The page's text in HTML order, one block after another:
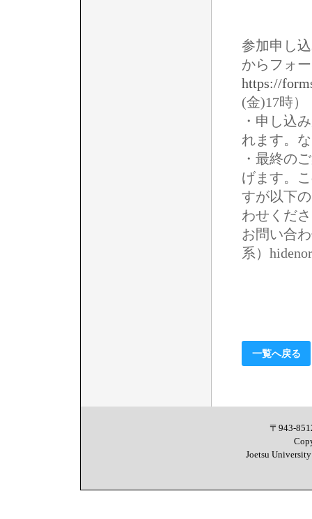
参加申し
からフォ
https://
(金)17時）
・申し込
れます。
・最終の
げます。
すが以下
わせくだ
お問い合
系）
一覧へ戻る
〒943-
Joetsu